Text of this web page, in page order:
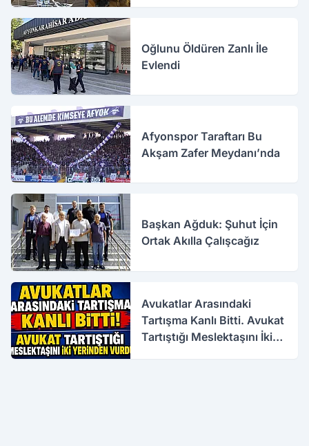
Oğlunu Öldüren Zanlı İle
Evlendi
Afyonspor Taraftarı Bu
Akşam Zafer Meydanı’nda
Başkan Ağduk: Şuhut İçin
Ortak Akılla Çalışcağız
Avukatlar Arasındaki
Tartışma Kanlı Bitti. Avukat
Tartıştığı Meslektaşını İki